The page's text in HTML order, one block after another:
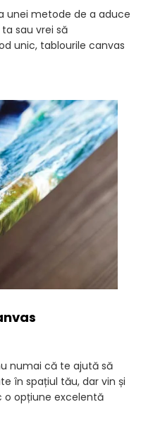
unei metode de a aduce
sau vrei să
unic, tablourile canvas
numai că te ajută să
în spațiul tău, dar vin și
o opțiune excelentă